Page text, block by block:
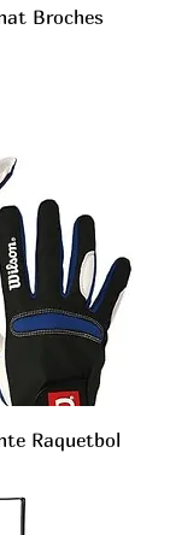
Broches
Raquetbol